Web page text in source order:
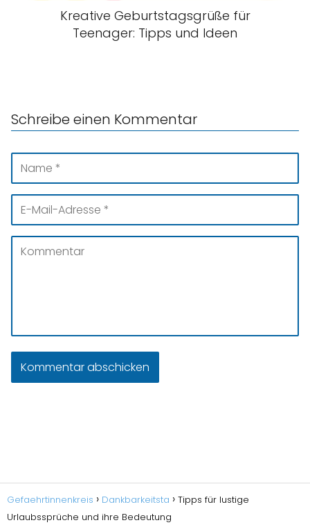
Kreative Geburtstagsgrüße für
Teenager: Tipps und Ideen
Schreibe einen Kommentar
Gefaehrtinnenkreis Dankbarkeitsta
Tipps für lustige
Urlaubssprüche und ihre Bedeutung